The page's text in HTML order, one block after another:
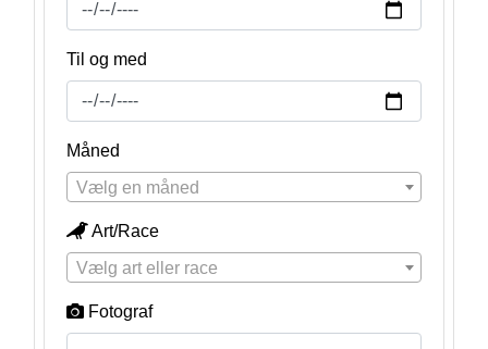
Til og med
Måned
Vælg en måned
Art/Race
Vælg art eller race
Fotograf